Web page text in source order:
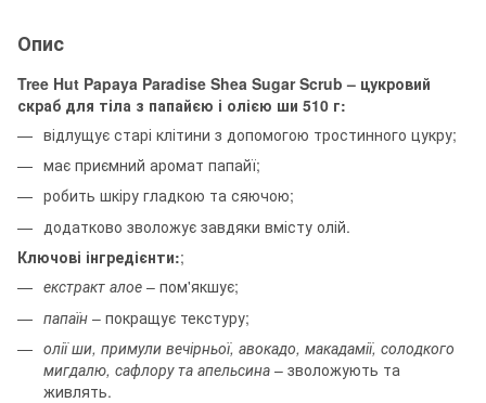
Опис
Tree Hut Papaya Paradise Shea Sugar Scrub – цукровий
скраб для тіла з папайєю і олією ши 510 г:
відлущує старі клітини з допомогою тростинного цукру;
має приємний аромат папайї;
робить шкіру гладкою та сяючою;
додатково зволожує завдяки вмісту олій.
Ключові інгредієнти:;
екстракт алое – пом'якшує;
папаїн – покращує текстуру;
олії ши, примули вечірньої, авокадо, макадамії, солодкого
мигдалю, сафлору та апельсина – зволожують та
живлять.